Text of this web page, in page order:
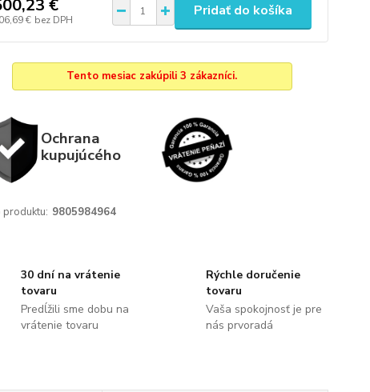
€
€ bez DPH
Pridať do košíka
Tento mesiac zakúpili 3 zákazníci.
Ochrana
kupujúcého
9805984964
30 dní na vrátenie
tovaru
Predĺžili sme dobu na
vrátenie tovaru
Rýchle doručenie
tovaru
Vaša spokojnosť je pre
nás prvoradá